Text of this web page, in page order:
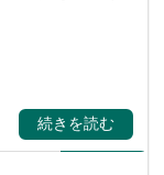
続きを読む